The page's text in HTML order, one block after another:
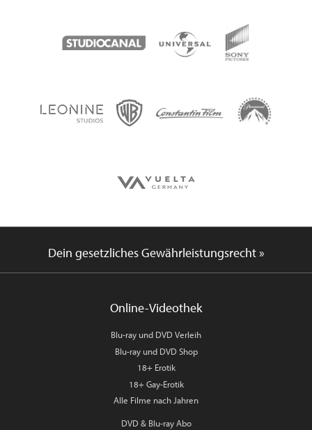
Dein gesetzliches Gewährleistungsrecht »
Online-Videothek
Blu-ray und DVD Verleih
Blu-ray und DVD Shop
18+ Erotik
18+ Gay-Erotik
Alle Filme nach Jahren
DVD & Blu-ray Abo